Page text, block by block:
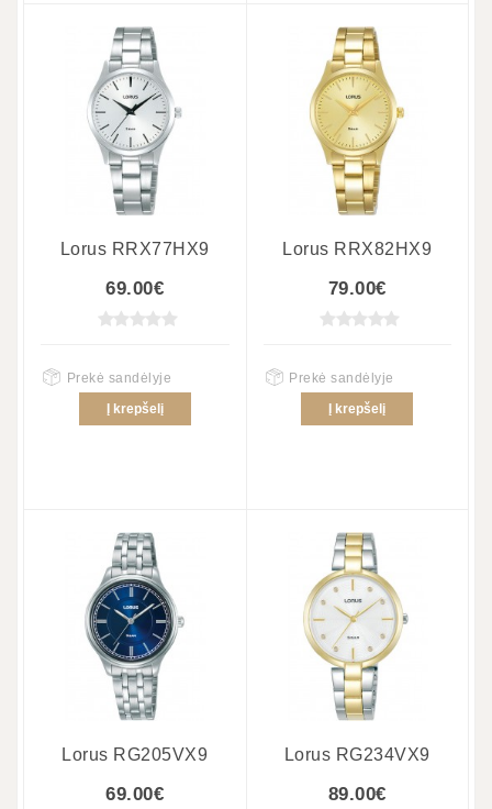
Lorus RRX77HX9
69.00€
Prekė sandėlyje
Į krepšelį
Lorus RRX82HX9
79.00€
Prekė sandėlyje
Į krepšelį
Lorus RG205VX9
69.00€
Lorus RG234VX9
89.00€